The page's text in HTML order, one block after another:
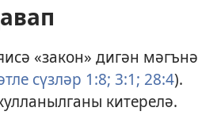
«закон» дигән мәгънә
сүзләр 1:8; 3:1; 28:4).
китерелә.